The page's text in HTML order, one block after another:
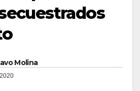
Molina